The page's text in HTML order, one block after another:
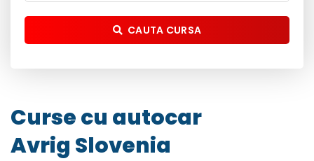
CAUTA CURSA
Curse cu autocar
Avrig Slovenia